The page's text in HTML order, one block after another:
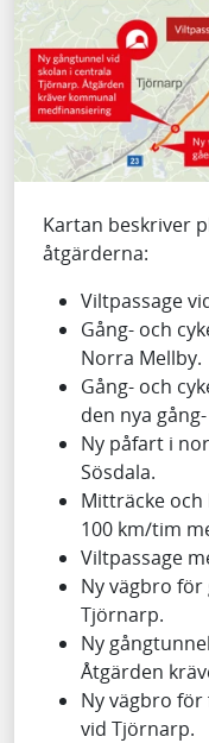
Kartan beskriver
åtgärderna:
Viltpassage
Gång- och
Norra Mellby.
Gång- och
den nya
Ny påfart i
Sösdala.
Mitträcke
100 km/tim
Viltpassage
Ny vägbro
Tjörnarp.
Ny
Åtgärden
Ny vägbro
vid Tjörnarp.